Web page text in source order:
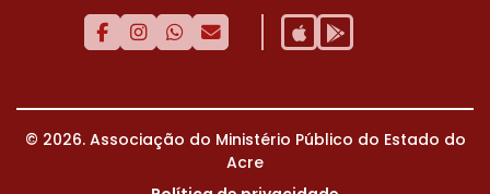
© 2026. Associação do Ministério Público do Estado do
Acre